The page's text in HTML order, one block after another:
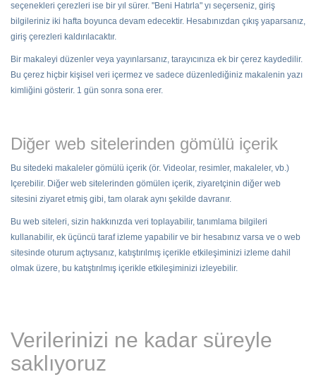
seçenekleri çerezleri ise bir yıl sürer. "Beni Hatırla" yı seçerseniz, giriş
bilgileriniz iki hafta boyunca devam edecektir. Hesabınızdan çıkış yaparsanız,
giriş çerezleri kaldırılacaktır.
Bir makaleyi düzenler veya yayınlarsanız, tarayıcınıza ek bir çerez kaydedilir.
Bu çerez hiçbir kişisel veri içermez ve sadece düzenlediğiniz makalenin yazı
kimliğini gösterir. 1 gün sonra sona erer.
Diğer web sitelerinden gömülü içerik
Bu sitedeki makaleler gömülü içerik (ör. Videolar, resimler, makaleler, vb.)
Içerebilir. Diğer web sitelerinden gömülen içerik, ziyaretçinin diğer web
sitesini ziyaret etmiş gibi, tam olarak aynı şekilde davranır.
Bu web siteleri, sizin hakkınızda veri toplayabilir, tanımlama bilgileri
kullanabilir, ek üçüncü taraf izleme yapabilir ve bir hesabınız varsa ve o web
sitesinde oturum açtıysanız, katıştırılmış içerikle etkileşiminizi izleme dahil
olmak üzere, bu katıştırılmış içerikle etkileşiminizi izleyebilir.
Verilerinizi ne kadar süreyle
saklıyoruz